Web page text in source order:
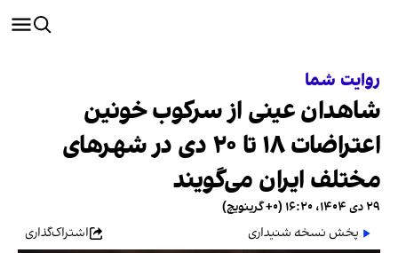
روایت شما
شاهدان عینی از سرکوب خونین
اعتراضات ۱۸ تا ۲۰ دی در شهرهای
مختلف ایران می‌گویند
۲۹ دی ۱۴۰۴، ۱۶:۲۰ (‎+۰ گرینویچ)
پخش نسخه شنیداری
اشتراک‌گذاری